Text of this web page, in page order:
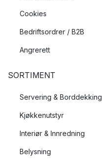
Cookies
Bedriftsordrer / B2B
Angrerett
SORTIMENT
Servering & Borddekking
Kjøkkenutstyr
Interiør & Innredning
Belysning